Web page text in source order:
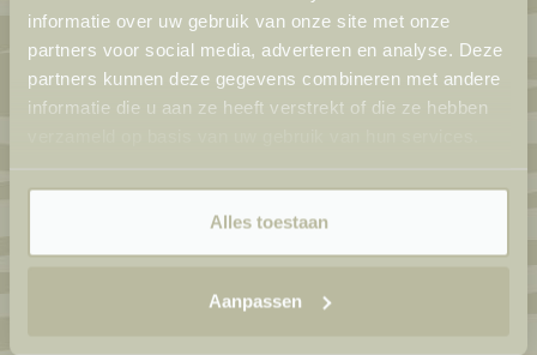
informatie over uw gebruik van onze site met onze
partners voor social media, adverteren en analyse. Deze
partners kunnen deze gegevens combineren met andere
informatie die u aan ze heeft verstrekt of die ze hebben
Alles toestaan
Aanpassen